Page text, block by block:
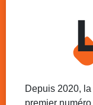
Depuis 2020,
premier